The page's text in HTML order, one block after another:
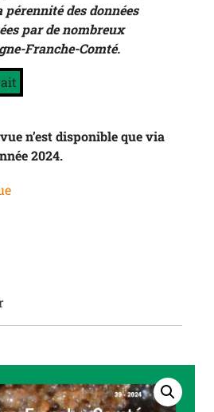
des données
par de nombreux
Franche-Comté.
n’est disponible que via
2024.